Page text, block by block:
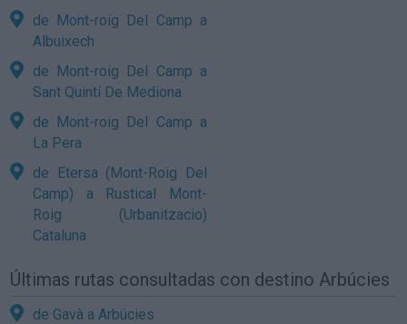
de Mont-roig Del Camp a
Albuixech
de Mont-roig Del Camp a
Sant Quintí De Mediona
de Mont-roig Del Camp a
La Pera
de Etersa (Mont-Roig Del
Camp) a Rustical Mont-
Roig (Urbanitzacio)
Cataluna
Últimas rutas consultadas con destino Arbúcies
de Gavà a Arbúcies